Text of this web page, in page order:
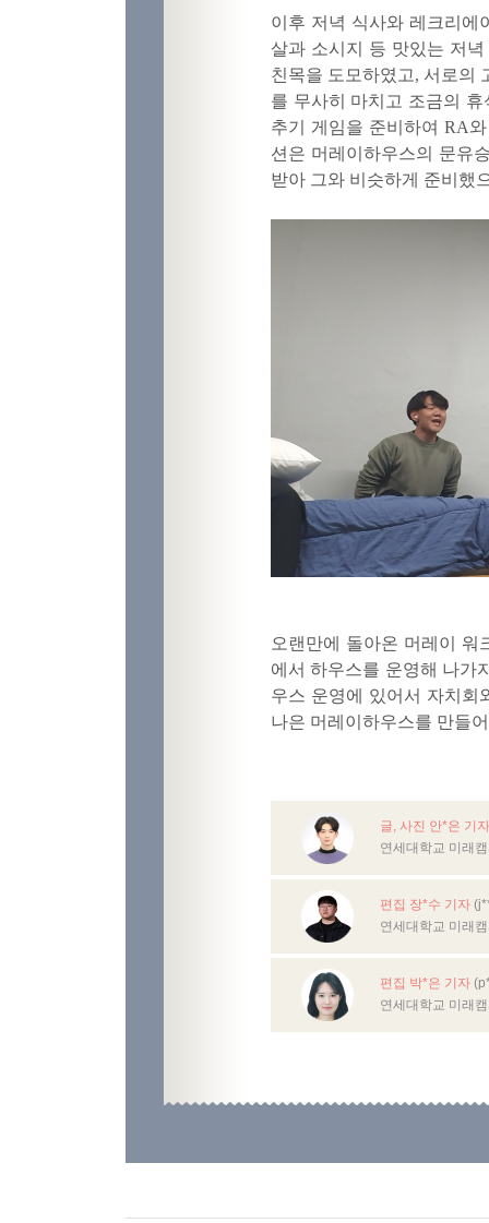
이후 저녁 식사와 레크리에
살과 소시지 등 맛있는 저
친목을 도모하였고, 서로의
를 무사히 마치고 조금의
추기 게임을 준비하여 RA
션은 머레이하우스의 문유
받아 그와 비슷하게 준비했
오랜만에 돌아온 머레이 워
에서 하우스를 운영해 나가
우스 운영에 있어서 자치회
나은 머레이하우스를 만들
글, 사진 안*은 기
연세대학교 미래
편집 장*수 기자
연세대학교 미래
편집 박*은 기자
연세대학교 미래